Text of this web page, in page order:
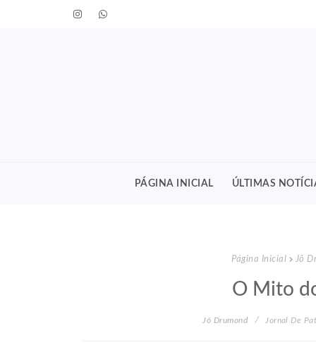
PÁGINA INICIAL ÚLTIMAS
Página Inicial Jô
O Mito
Jô Drumond Jornal De